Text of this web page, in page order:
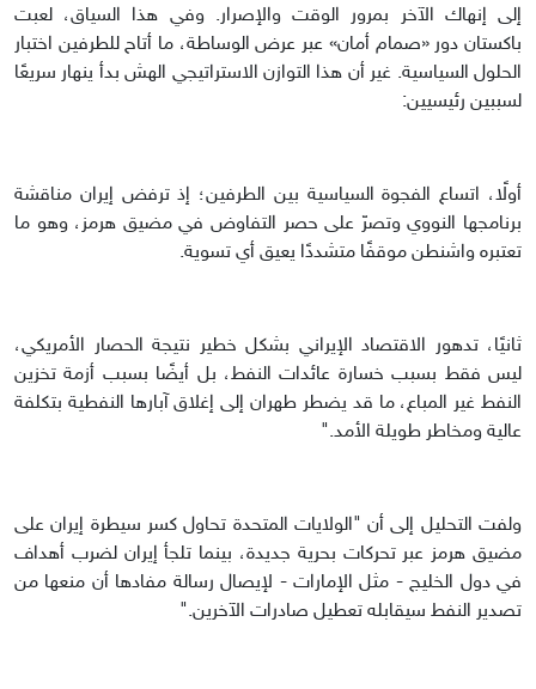
إلى إنهاك الآخر بمرور الوقت والإصرار. وفي هذا السياق، لعبت
باكستان دور «صمام أمان» عبر عرض الوساطة، ما أتاح للطرفين اختبار
الحلول السياسية. غير أن هذا التوازن الاستراتيجي الهش بدأ ينهار سريعًا
لسببين رئيسيين:
أولًا، اتساع الفجوة السياسية بين الطرفين؛ إذ ترفض إيران مناقشة
برنامجها النووي وتصرّ على حصر التفاوض في مضيق هرمز، وهو ما
تعتبره واشنطن موقفًا متشددًا يعيق أي تسوية.
ثانيًا، تدهور الاقتصاد الإيراني بشكل خطير نتيجة الحصار الأمريكي،
ليس فقط بسبب خسارة عائدات النفط، بل أيضًا بسبب أزمة تخزين
النفط غير المباع، ما قد يضطر طهران إلى إغلاق آبارها النفطية بتكلفة
عالية ومخاطر طويلة الأمد."
ولفت التحليل إلى أن "الولايات المتحدة تحاول كسر سيطرة إيران على
مضيق هرمز عبر تحركات بحرية جديدة، بينما تلجأ إيران لضرب أهداف
في دول الخليج - مثل الإمارات - لإيصال رسالة مفادها أن منعها من
تصدير النفط سيقابله تعطيل صادرات الآخرين."